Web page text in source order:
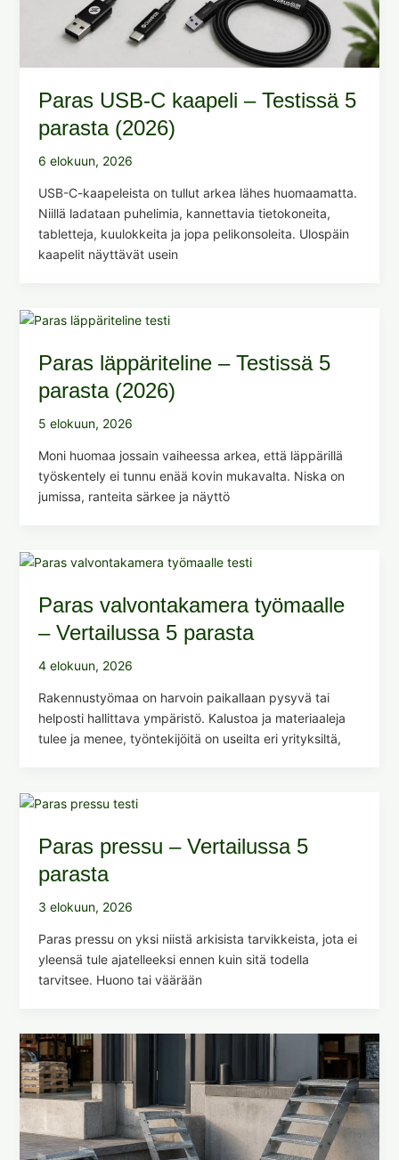
Paras USB-C kaapeli – Testissä 5
parasta (2026)
6 elokuun, 2026
USB-C-kaapeleista on tullut arkea lähes huomaamatta.
Niillä ladataan puhelimia, kannettavia tietokoneita,
tabletteja, kuulokkeita ja jopa pelikonsoleita. Ulospäin
kaapelit näyttävät usein
Paras läppäriteline – Testissä 5
parasta (2026)
5 elokuun, 2026
Moni huomaa jossain vaiheessa arkea, että läppärillä
työskentely ei tunnu enää kovin mukavalta. Niska on
jumissa, ranteita särkee ja näyttö
Paras valvontakamera työmaalle
– Vertailussa 5 parasta
4 elokuun, 2026
Rakennustyömaa on harvoin paikallaan pysyvä tai
helposti hallittava ympäristö. Kalustoa ja materiaaleja
tulee ja menee, työntekijöitä on useilta eri yrityksiltä,
Paras pressu – Vertailussa 5
parasta
3 elokuun, 2026
Paras pressu on yksi niistä arkisista tarvikkeista, jota ei
yleensä tule ajatelleeksi ennen kuin sitä todella
tarvitsee. Huono tai väärään